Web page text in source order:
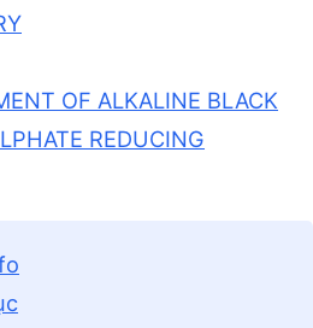
OF ALKALINE BLACK
REDUCING